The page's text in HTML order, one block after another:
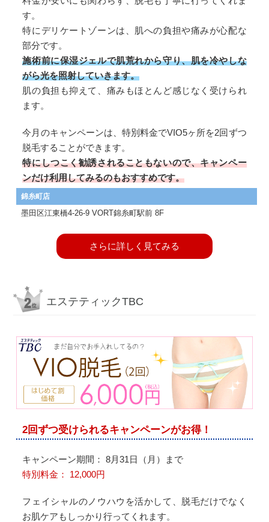
す。
特にデリケートゾーンは、肌への負担や痛みが心配な
部分です。
施術前に保湿ジェルで肌荒れから守り、肌を冷やしな
がら光を照射していきます。
肌の負担も抑えて、痛みもほとんど感じなく受けられ
ます。
今月のキャンペーンは、特別料金でVIO5ヶ所を2回ずつ
脱毛することができます。
特にしつこく勧誘されることもないので、キャンペー
ンだけ利用してみるのもおすすめです。
錦糸町店
墨田区江東橋4-26-9 VORT錦糸町駅前 8F
さらに詳しく見てみる
エステティックTBC
2回ずつ受けられるキャンペーンがお得！
キャンペーン期間： 8月31日（月）まで
特別料金： 12,000円
フェイシャルのノウハウを活かして、脱毛だけでなく
お肌ケアもしっかり行ってくれます。